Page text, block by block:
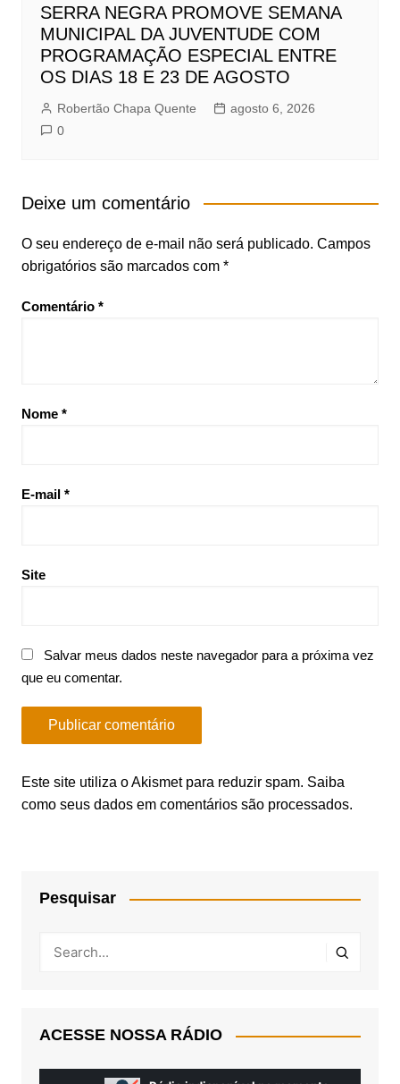
SERRA NEGRA PROMOVE SEMANA
MUNICIPAL DA JUVENTUDE COM
PROGRAMAÇÃO ESPECIAL ENTRE
OS DIAS 18 E 23 DE AGOSTO
Robertão Chapa Quente
agosto 6, 2026
0
Deixe um comentário
O seu endereço de e-mail não será publicado. Campos
obrigatórios são marcados com *
Comentário *
Nome *
E-mail *
Site
Salvar meus dados neste navegador para a próxima vez
que eu comentar.
Este site utiliza o Akismet para reduzir spam. Saiba
como seus dados em comentários são processados.
Pesquisar
ACESSE NOSSA RÁDIO